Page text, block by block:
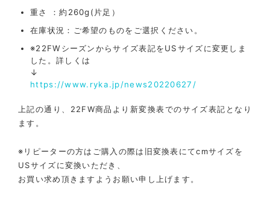
重さ ：約260g(片足）
在庫状況：ご希望のものをご選択ください。
※22FWシーズンからサイズ表記をUSサイズに変更しま
した。詳しくは
↓
https://www.ryka.jp/news20220627/
上記の通り、22FW商品より新変換表でのサイズ表記となり
ます。
※リピーターの方はご購入の際は旧変換表にてcmサイズを
USサイズに変換いただき、
お買い求め頂きますようお願い申し上げます。